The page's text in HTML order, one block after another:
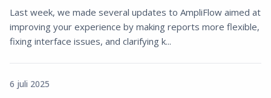
Last week, we made several updates to AmpliFlow aimed at
improving your experience by making reports more flexible,
fixing interface issues, and clarifying k...
6 juli 2025